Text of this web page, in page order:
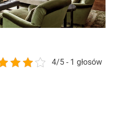
4/5 - 1 głosów